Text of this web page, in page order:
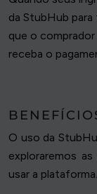
da StubHub
que o
receba o
O uso da
exploraremos
usar a plataforma.